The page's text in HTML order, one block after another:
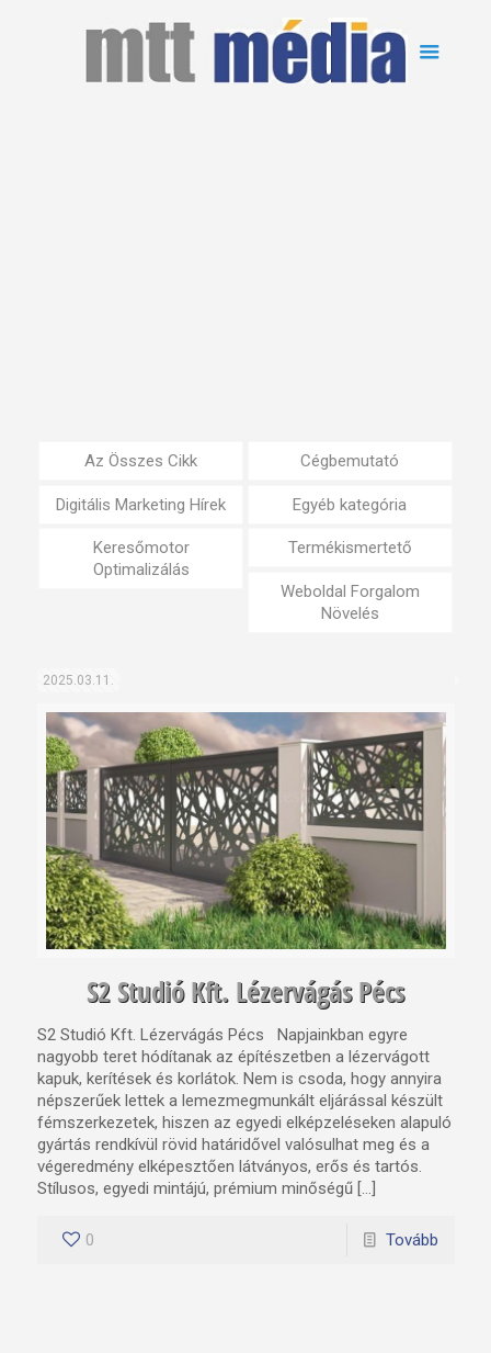
Az Összes Cikk Cégbemutató
Digitális Marketing Hírek Egyéb kategória
Keresőmotor
Optimalizálás
Termékismertető
Weboldal Forgalom
Növelés
2025.03.11.
S2 Studió Kft. Lézervágás Pécs
S2 Studió Kft. Lézervágás Pécs Napjainkban egyre
nagyobb teret hódítanak az építészetben a lézervágott
kapuk, kerítések és korlátok. Nem is csoda, hogy annyira
népszerűek lettek a lemezmegmunkált eljárással készült
fémszerkezetek, hiszen az egyedi elképzeléseken alapuló
gyártás rendkívül rövid határidővel valósulhat meg és a
végeredmény elképesztően látványos, erős és tartós.
Stílusos, egyedi mintájú, prémium minőségű […]
0 Tovább